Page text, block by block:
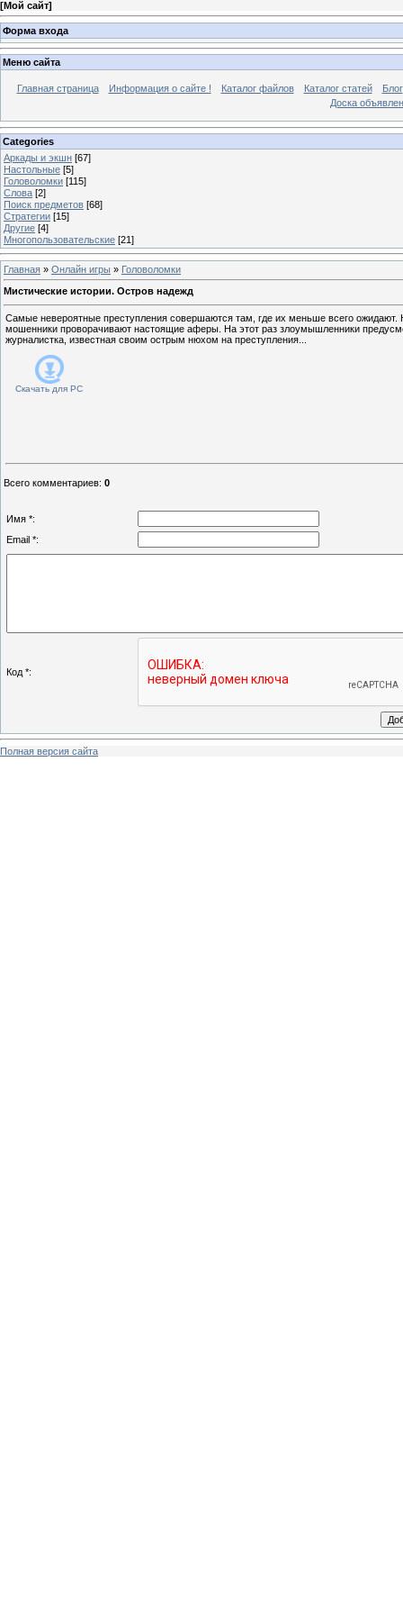
[Мой сайт]
Форма входа
Меню сайта
Главная страница Информация о сайте ! Каталог файлов Каталог статей
Блог
Доска
Categories
Аркады и экшн [67]
Настольные [5]
Головоломки [115]
Слова [2]
Поиск предметов [68]
Стратегии [15]
Другие [4]
Многопользовательские [21]
Главная » Онлайн игры » Головоломки
Мистические истории. Остров надежд
Самые невероятные преступления совершаются там, где их меньше всего
мошенники проворачивают настоящие аферы. На этот раз злоумышленники
журналистка, известная своим острым нюхом на преступления...
Скачать для PC
Всего комментариев: 0
Имя *:
Email *:
Код *:
Полная версия сайта